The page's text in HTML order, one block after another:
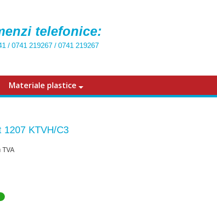
telefonice:
/ 0741 219267/ 0741 219267
Materiale plastice
1207 KTVH/C3
TVA